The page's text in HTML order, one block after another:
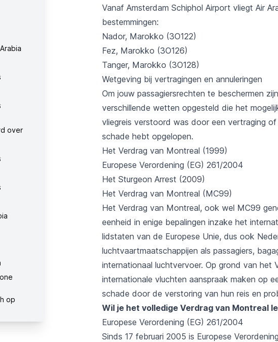
over
op
Vanaf Amsterdam Schiphol Airport vliegt Air
bestemmingen:
Nador, Marokko (3O122)
Fez, Marokko (3O126)
Tanger, Marokko (3O128)
Wetgeving bij vertragingen en annuleringen
Om jouw passagiersrechten te beschermen
verschillende wetten opgesteld die het
vliegreis verstoord was door een vertraging
schade hebt opgelopen.
Het Verdrag van Montreal (1999)
Europese Verordening (EG) 261/2004
Het Sturgeon Arrest (2009)
Het Verdrag van Montreal (MC99)
Het Verdrag van Montreal, ook wel MC99
eenheid in enige bepalingen inzake het
lidstaten van de Europese Unie, dus ook
luchtvaartmaatschappijen als passagiers,
internationaal luchtvervoer. Op grond van het
internationale vluchten aanspraak maken op
schade door de verstoring van hun reis en
Wil je het volledige Verdrag van Montreal
Europese Verordening (EG) 261/2004
Sinds 17 februari 2005 is Europese